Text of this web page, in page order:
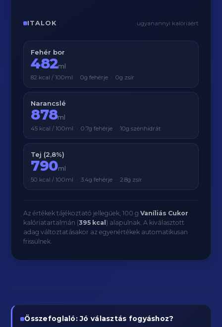
ITALOK ugyanannyi kalóriáért
Fehér bor
482ml
82 kcal / 100ml · 0g fehérje · 0g zsír
Narancslé
878ml
45 kcal / 100ml · 0.7g fehérje · 10g szénhidrát
Tej (2,8%)
790ml
50 kcal / 100ml · 3.4g fehérje · 2.8g zsír
Az értékek tájékoztató jellegűek, 100 gVaníliás Cukor
kalóriatartalmán (395 kcal ) alapulnak. A kiválasztott
adag változtatásakor az egyenértékek automatikusan
frissülnek.
Összefoglaló: Jó választás fogyáshoz?